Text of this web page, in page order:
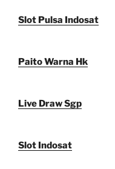
Slot Pulsa Indosat
Paito Warna Hk
Live Draw Sgp
Slot Indosat